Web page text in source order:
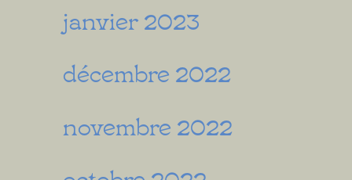
janvier 2023
décembre 2022
novembre 2022